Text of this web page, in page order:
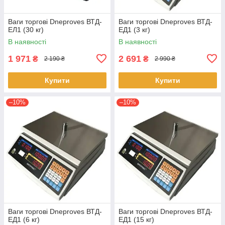
Ваги торгові Dneproves ВТД-
ЕЛ1 (30 кг)
В наявності
1 971 ₴ 2 190 ₴
Купити
Ваги торгові Dneproves ВТД-
ЕД1 (3 кг)
В наявності
2 691 ₴ 2 990 ₴
Купити
–10%
Ваги торгові Dneproves ВТД-
ЕД1 (6 кг)
–10%
Ваги торгові Dneproves ВТД-
ЕД1 (15 кг)